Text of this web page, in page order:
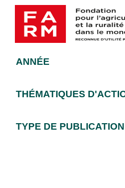
Passer
contenu
Sur le
ANNÉE
THÉMATIQUES
TYPE DE PUBLICATION